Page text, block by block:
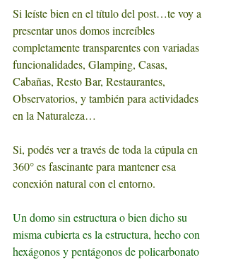
Si leíste bien en el título del post…te voy a
presentar unos domos increíbles
completamente transparentes con variadas
funcionalidades, Glamping, Casas,
Cabañas, Resto Bar, Restaurantes,
Observatorios, y también para actividades
en la Naturaleza…
Si, podés ver a través de toda la cúpula en
360° es fascinante para mantener esa
conexión natural con el entorno.
Un domo sin estructura o bien dicho su
misma cubierta es la estructura, hecho con
hexágonos y pentágonos de policarbonato